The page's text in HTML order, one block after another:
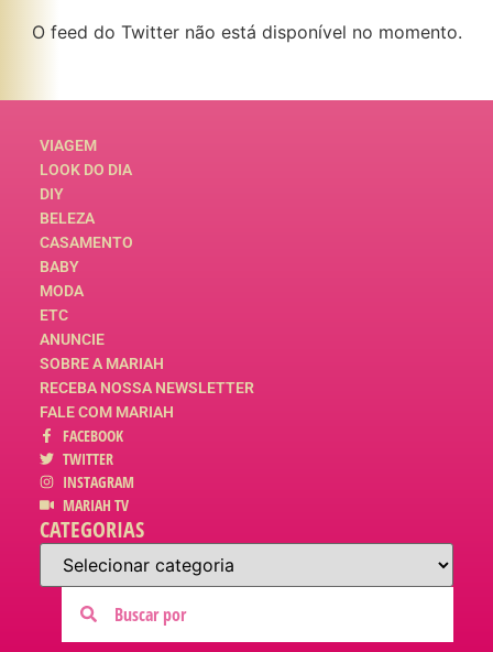
O feed do Twitter não está disponível no momento.
VIAGEM
LOOK DO DIA
DIY
BELEZA
CASAMENTO
BABY
MODA
ETC
ANUNCIE
SOBRE A MARIAH
RECEBA NOSSA NEWSLETTER
FALE COM MARIAH
FACEBOOK
TWITTER
INSTAGRAM
MARIAH TV
CATEGORIAS